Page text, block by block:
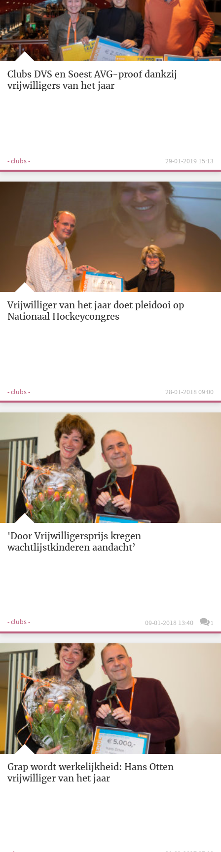
Clubs DVS en Soest AVG-proof dankzij
vrijwilligers van het jaar
- clubs - 29-01-2019 15:13
Vrijwilliger van het jaar doet pleidooi op
Nationaal Hockeycongres
- clubs - 28-01-2018 09:00
'Door Vrijwilligersprijs kregen
wachtlijstkinderen aandacht’
- clubs - 09-01-2018 13:40 1
Grap wordt werkelijkheid: Hans Otten
vrijwilliger van het jaar